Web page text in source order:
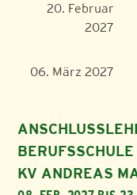
20. Februar
2027
06. März 2027
KV ANDREAS